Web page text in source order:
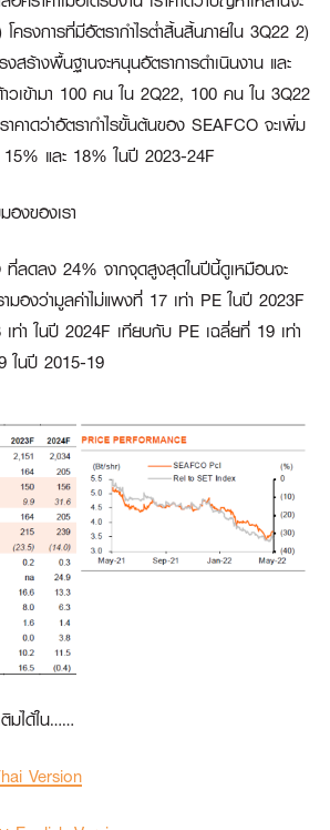
รงการที่มีอัตรากำไรต่ำสิ้นสิ้นภายใน 3Q22 2)
งสร้างพื้นฐานจะหนุนอัตราการดำเนินงาน และ
าวเข้ามา 100 คน ใน 2Q22, 100 คน ใน 3Q22
คาดว่าอัตรากำไรขั้นต้นของ SEAFCO จะเพิ่ม
และ 18% ในปี 2023-24F
งของเรา
ที่ลดลง 24% จากจุดสูงสุดในปีนี้ดูเหมือนจะ
ามองว่ามูลค่าไม่แพงที่ 17 เท่า PE ในปี 2023F
ท่า ในปี 2024F เทียบกับ PE เฉลี่ยที่ 19 เท่า
ในปี 2015-19
มได้ใน……
Version